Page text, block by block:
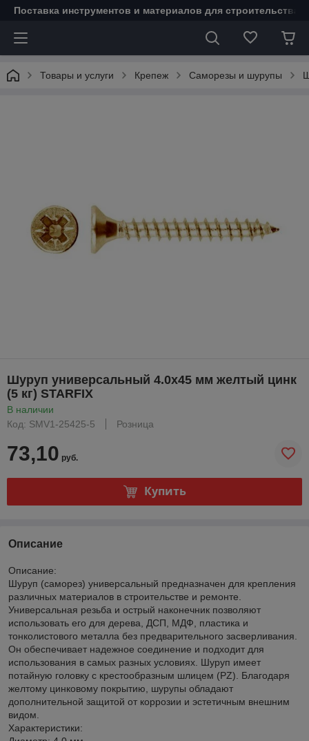
Поставка инструментов и материалов для строительства
Товары и услуги Крепеж Саморезы и шурупы
Шуруп универсальный 4.0х45 мм желтый цинк
(5 кг) STARFIX
В наличии
Код: SMV1-25425-5
Розница
73,10 руб.
Купить
Описание
Описание:
Шуруп (саморез) универсальный предназначен для крепления
различных материалов в строительстве и ремонте.
Универсальная резьба и острый наконечник позволяют
использовать его для дерева, ДСП, МДФ, пластика и
тонколистового металла без предварительного засверливания.
Он обеспечивает надежное соединение и подходит для
использования в самых разных условиях. Шуруп имеет
потайную головку с крестообразным шлицем (PZ). Благодаря
желтому цинковому покрытию, шурупы обладают
дополнительной защитой от коррозии и эстетичным внешним
видом.
Характеристики: